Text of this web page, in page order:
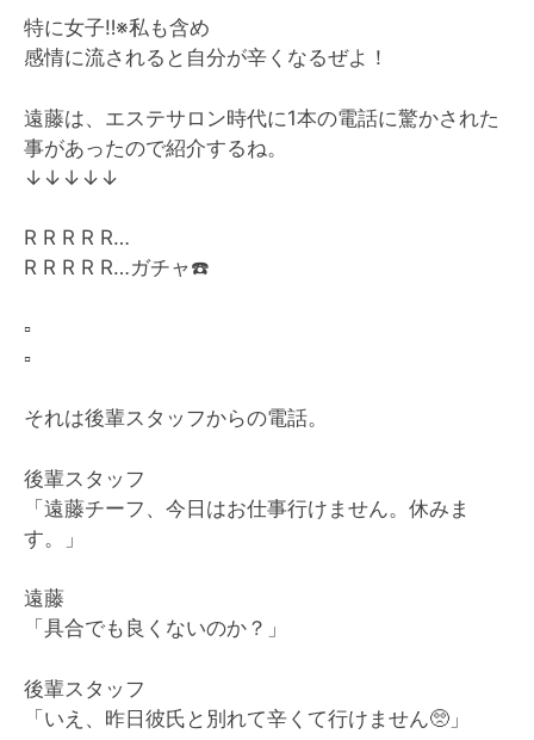
特に女子‼︎※私も含め
感情に流されると自分が辛くなるぜよ！
遠藤は、エステサロン時代に1本の電話に驚かされた
事があったので紹介するね。
↓↓↓↓↓
R R R R R…
R R R R R…ガチャ☎️
▫️
▫️
それは後輩スタッフからの電話。
後輩スタッフ
「遠藤チーフ、今日はお仕事行けません。休みま
す。」
遠藤
「具合でも良くないのか？」
後輩スタッフ
「いえ、昨日彼氏と別れて辛くて行けません🥺 」